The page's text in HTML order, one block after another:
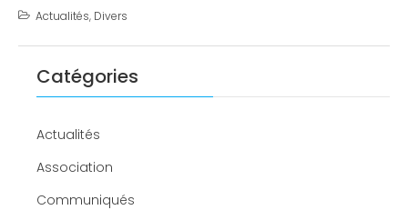
Actualités, Divers
Catégories
Actualités
Association
Communiqués